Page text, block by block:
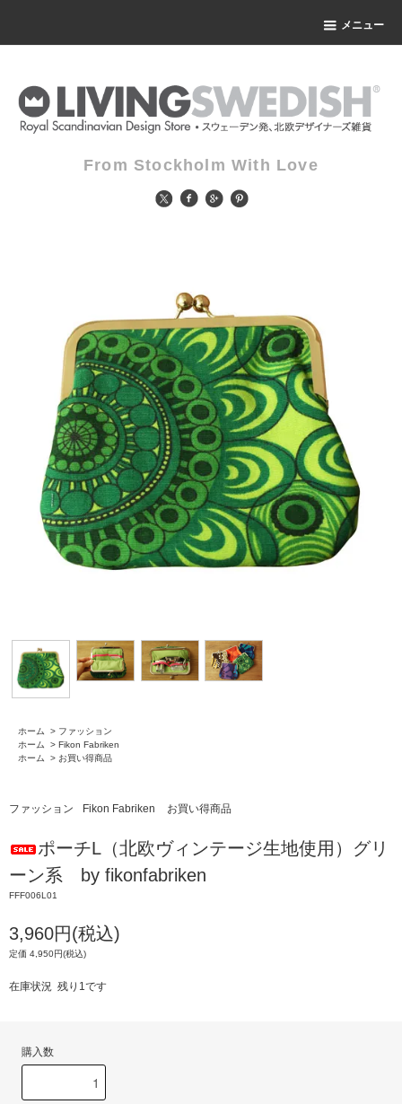
メニュー
From Stockholm With Love
ホーム > ファッション
ホーム
> Fikon Fabriken
ホーム
> お買い得商品
ファッション Fikon Fabriken お買い得商品
ポーチL（北欧ヴィンテージ生地使用）グリ
ーン系 by fikonfabriken
FFF006L01
3,960円(税込)
定価 4,950円(税込)
在庫状況 残り1です
購入数